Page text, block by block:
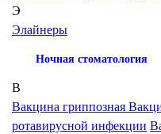
Э
Элайнеры
Ночная стоматология
В
Вакцина гриппозная
ротавирусной инфекции